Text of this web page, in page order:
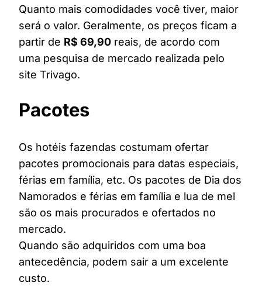
Quanto mais comodidades você tiver, maior
será o valor. Geralmente, os preços ficam a
partir de R$ 69,90 reais, de acordo com
uma pesquisa de mercado realizada pelo
site Trivago.
Pacotes
Os hotéis fazendas costumam ofertar
pacotes promocionais para datas especiais,
férias em família, etc. Os pacotes de Dia dos
Namorados e férias em família e lua de mel
são os mais procurados e ofertados no
mercado.
Quando são adquiridos com uma boa
antecedência, podem sair a um excelente
custo.